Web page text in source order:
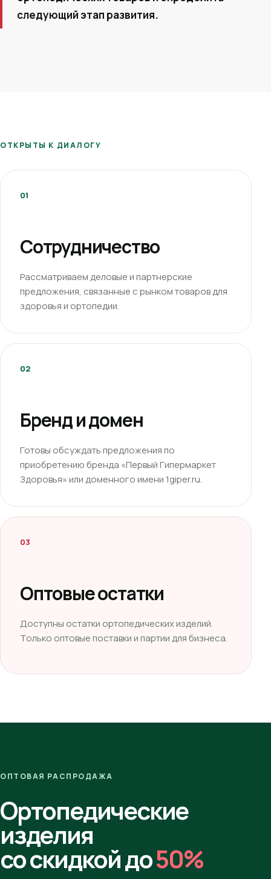
следующий этап развития.
ОТКРЫТЫ К ДИАЛОГУ
01
Сотрудничество
Рассматриваем деловые и партнерские
предложения, связанные с рынком товаров для
здоровья и ортопедии.
02
Бренд и домен
Готовы обсуждать предложения по
приобретению бренда «Первый Гипермаркет
Здоровья» или доменного имени 1giper.ru.
03
Оптовые остатки
Доступны остатки ортопедических изделий.
Только оптовые поставки и партии для бизнеса.
ОПТОВАЯ РАСПРОДАЖА
Ортопедические
изделия
со скидкой до50%